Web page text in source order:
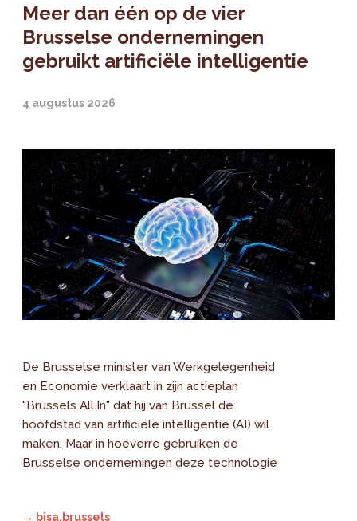
Meer dan één op de vier
Brusselse ondernemingen
gebruikt artificiële intelligentie
4 augustus 2026
De Brusselse minister van Werkgelegenheid
en Economie verklaart in zijn actieplan
"Brussels All.In" dat hij van Brussel de
hoofdstad van artificiële intelligentie (AI) wil
maken. Maar in hoeverre gebruiken de
Brusselse ondernemingen deze technologie
→ bisa.brussels